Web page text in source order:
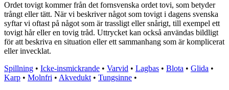
Ordet tovigt kommer från det fornsvenska ordet tovi, som betyder
trångt eller tätt. När vi beskriver något som tovigt i dagens svenska
syftar vi oftast på något som är trassligt eller snårigt, till exempel ett
tovigt hår eller en tovig tråd. Uttrycket kan också användas bildligt
för att beskriva en situation eller ett sammanhang som är komplicerat
eller invecklat.
Spillning • Icke-insmickrande • Varvid • Lagbas • Blota • Glida •
Karp • Molnfri • Akvedukt • Tungsinne •